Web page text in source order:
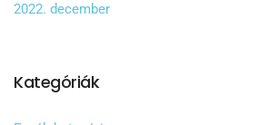
2022. december
Kategóriák